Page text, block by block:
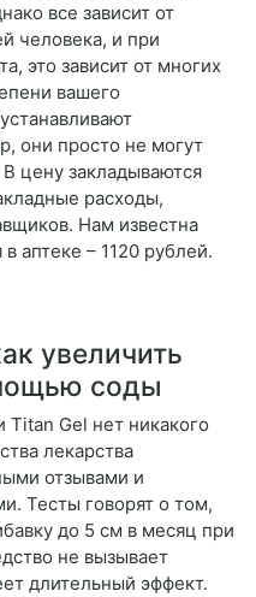
все зависит от
человека, и при
это зависит от многих
вашего
они просто не могут
цену закладываются
расходы,
Нам известна
аптеке – 1120 рублей.
увеличить
соды
Titan Gel нет никакого
лекарства
отзывами и
Тесты говорят о том,
до 5 см в месяц при
не вызывает
длительный эффект.